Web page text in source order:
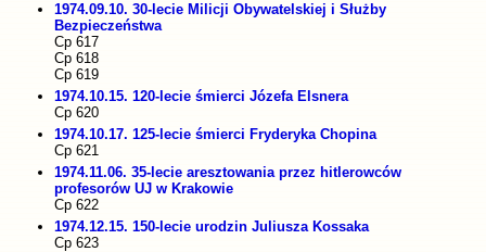
1974.09.10. 30-lecie Milicji Obywatelskiej i Służby
Bezpieczeństwa
Cp 617
Cp 618
Cp 619
1974.10.15. 120-lecie śmierci Józefa Elsnera
Cp 620
1974.10.17. 125-lecie śmierci Fryderyka Chopina
Cp 621
1974.11.06. 35-lecie aresztowania przez hitlerowców
profesorów UJ w Krakowie
Cp 622
1974.12.15. 150-lecie urodzin Juliusza Kossaka
Cp 623